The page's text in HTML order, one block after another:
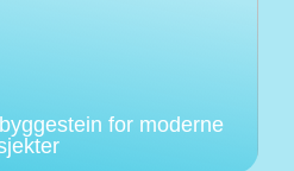
for moderne